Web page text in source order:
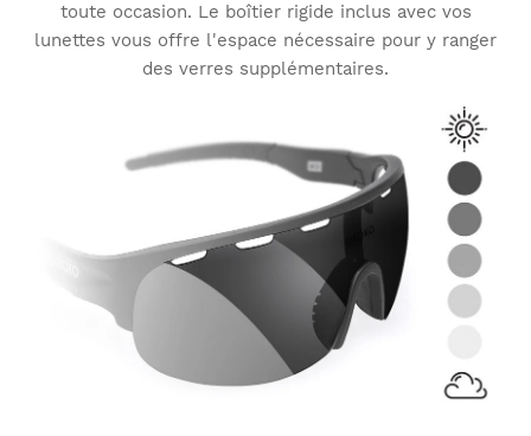
toute occasion. Le boîtier rigide inclus avec vos
lunettes vous offre l'espace nécessaire pour y ranger
des verres supplémentaires.